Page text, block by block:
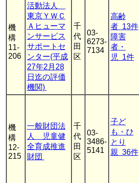
機
構
11-
206
活動法人
東京ＹＷＣ
Ａヒューマ
ンサービス
サポートセ
ンター(平成
27年2月28
日迄の評価
機関)
千
代
田
区
03-
6273-
7134
高齢
者 13件
障害
者・
児 1件
機
構
12-
215
一般財団法
人 児童健
全育成推進
財団
千
代
田
区
03-
3486-
5141
子ど
も・ひ
とり
親 36件